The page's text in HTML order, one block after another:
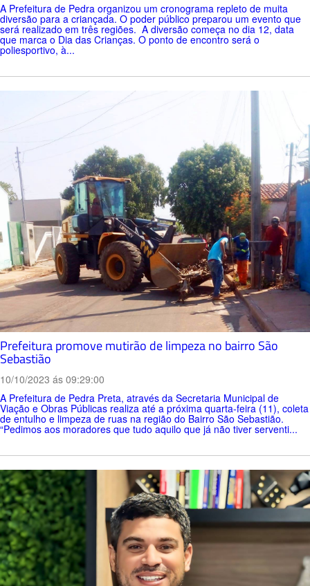
A Prefeitura de Pedra organizou um cronograma repleto de muita
diversão para a criançada. O poder público preparou um evento que
será realizado em três regiões. A diversão começa no dia 12, data
que marca o Dia das Crianças. O ponto de encontro será o
poliesportivo, à...
Prefeitura promove mutirão de limpeza no bairro São
Sebastião
10/10/2023 ás 09:29:00
A Prefeitura de Pedra Preta, através da Secretaria Municipal de
Viação e Obras Públicas realiza até a próxima quarta-feira (11), coleta
de entulho e limpeza de ruas na região do Bairro São Sebastião.
“Pedimos aos moradores que tudo aquilo que já não tiver serventi...